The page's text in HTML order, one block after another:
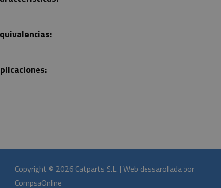
Copyright © 2026 Catparts S.L. | Web dessarollada por
CompsaOnline